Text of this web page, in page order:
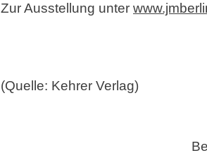
Zur Ausstellung unter
(Quelle: Kehrer Verlag)